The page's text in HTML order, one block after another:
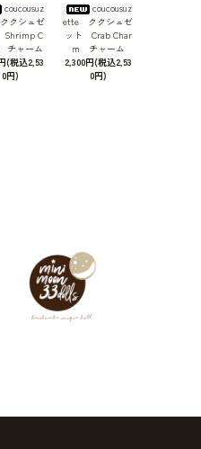
coucousuz
クシュゼ
C
チャーム
(税込2,53
0円)
coucousuz
ette ククシュゼ
ット Crab Char
m チャーム
2,300円(税込2,53
0円)